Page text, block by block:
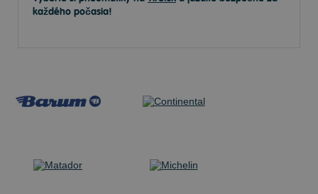
každého počasia!